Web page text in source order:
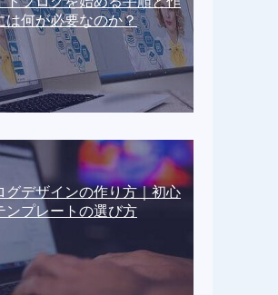
は何が必要なのか？
グデザインの作り方｜初心
ンプレートの選び方